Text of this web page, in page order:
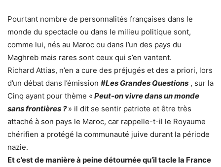
Pourtant nombre de personnalités françaises dans le
monde du spectacle ou dans le milieu politique sont,
comme lui, nés au Maroc ou dans l’un des pays du
Maghreb mais rares sont ceux qui s’en vantent.
Richard Attias, n’en a cure des préjugés et des a priori, lors
d’un débat dans l’émission #Les Grandes Questions , sur la
Cinq ayant pour thème « Peut-on vivre dans un monde
sans frontières ? » il dit se sentir patriote et être très
attaché à son pays le Maroc, car rappelle-t-il le Royaume
chérifien a protégé la communauté juive durant la période
nazie.
Et c’est de manière à peine détournée qu’il tacle la France